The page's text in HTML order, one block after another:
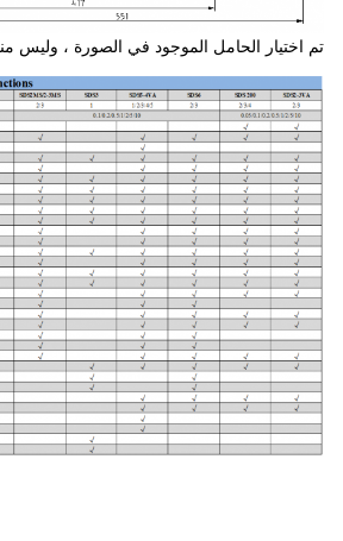
تم اختيار الحامل الموجود في الصورة ، وليس